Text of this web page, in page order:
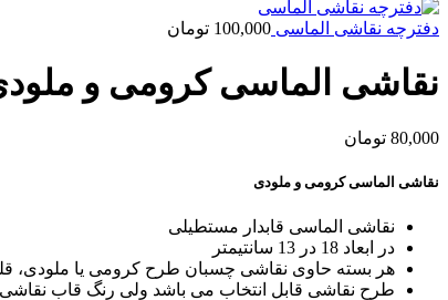
دفترچه نقاشی الماسی 100,000 تومان
نقاشی الماسی کرومی و
80,000 تومان
نقاشی الماسی کرومی و ملودی
نقاشی الماسی قابدار مستطیلی
در ابعاد 18 در 13 سانتیمتر
هر بسته حاوی نقاشی چسبان طرح کرومی یا ملودی،
طرح نقاشی قابل انتخاب می باشد ولی رنگ قاب